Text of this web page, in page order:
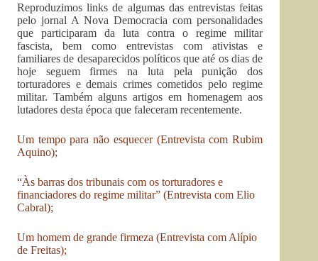
Reproduzimos links de algumas das entrevistas feitas
pelo jornal A Nova Democracia com personalidades
que participaram da luta contra o regime militar
fascista, bem como entrevistas com ativistas e
familiares de desaparecidos políticos que até os dias de
hoje seguem firmes na luta pela punição dos
torturadores e demais crimes cometidos pelo regime
militar. Também alguns artigos em homenagem aos
lutadores desta época que faleceram recentemente.
Um tempo para não esquecer (Entrevista com Rubim
Aquino);
“Às barras dos tribunais com os torturadores e
financiadores do regime militar” (Entrevista com Elio
Cabral);
Um homem de grande firmeza (Entrevista com Alípio
de Freitas);